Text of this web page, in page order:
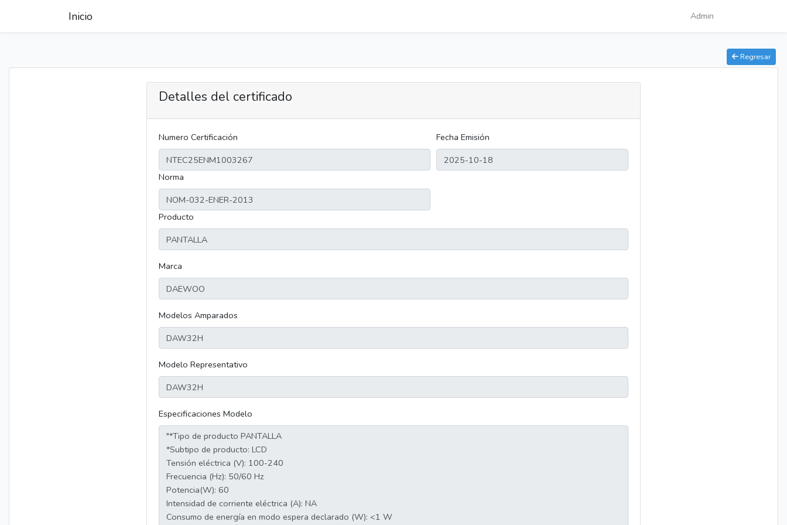
Inicio Admin
Regresar
Detalles del certificado
Numero Certificación Fecha Emisión
Norma
Producto
Marca
Modelos Amparados
Modelo Representativo
Especificaciones Modelo